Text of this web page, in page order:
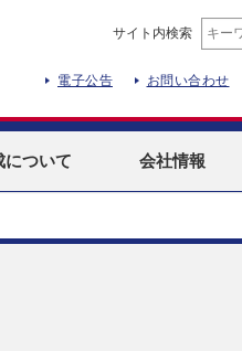
サイト内検索
電子公告 お問い合わせ
について 会社情報